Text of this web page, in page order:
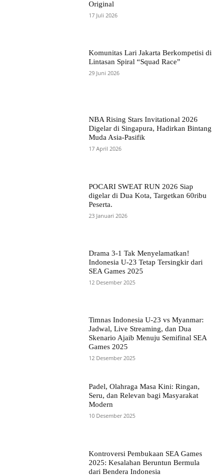
Original
17 Juli 2026
Komunitas Lari Jakarta Berkompetisi di
Lintasan Spiral “Squad Race”
29 Juni 2026
NBA Rising Stars Invitational 2026
Digelar di Singapura, Hadirkan Bintang
Muda Asia-Pasifik
17 April 2026
POCARI SWEAT RUN 2026 Siap
digelar di Dua Kota, Targetkan 60ribu
Peserta.
23 Januari 2026
Drama 3-1 Tak Menyelamatkan!
Indonesia U-23 Tetap Tersingkir dari
SEA Games 2025
12 Desember 2025
Timnas Indonesia U-23 vs Myanmar:
Jadwal, Live Streaming, dan Dua
Skenario Ajaib Menuju Semifinal SEA
Games 2025
12 Desember 2025
Padel, Olahraga Masa Kini: Ringan,
Seru, dan Relevan bagi Masyarakat
Modern
10 Desember 2025
Kontroversi Pembukaan SEA Games
2025: Kesalahan Beruntun Bermula
dari Bendera Indonesia